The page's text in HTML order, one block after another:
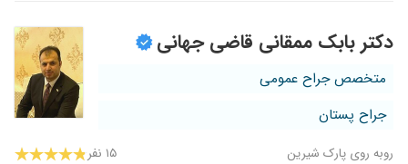
دکتر بابک ممقانی قاضی جهانی
متخصص جراح عمومی
جراح پستان
روبه روی پارک شیرین ۱۵ نفر